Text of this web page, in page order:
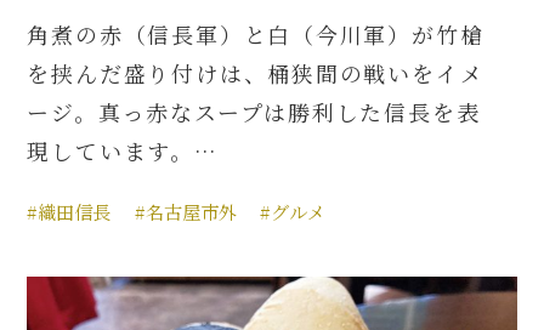
加藤清正と名古屋の関係
清正関連 史跡 一覧
角煮の赤（信長軍）と白（今川軍）が竹槍
を挟んだ盛り付けは、桶狭間の戦いをイメ
ージ。真っ赤なスープは勝利した信長を表
現しています。…
#織田信長 #名古屋市外 #グルメ